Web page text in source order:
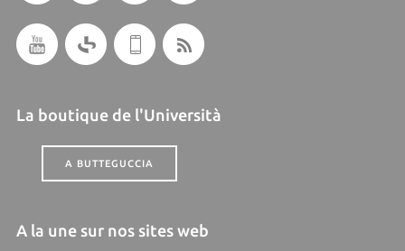
La boutique de l'Università
A BUTTEGUCCIA
A la une sur nos sites web